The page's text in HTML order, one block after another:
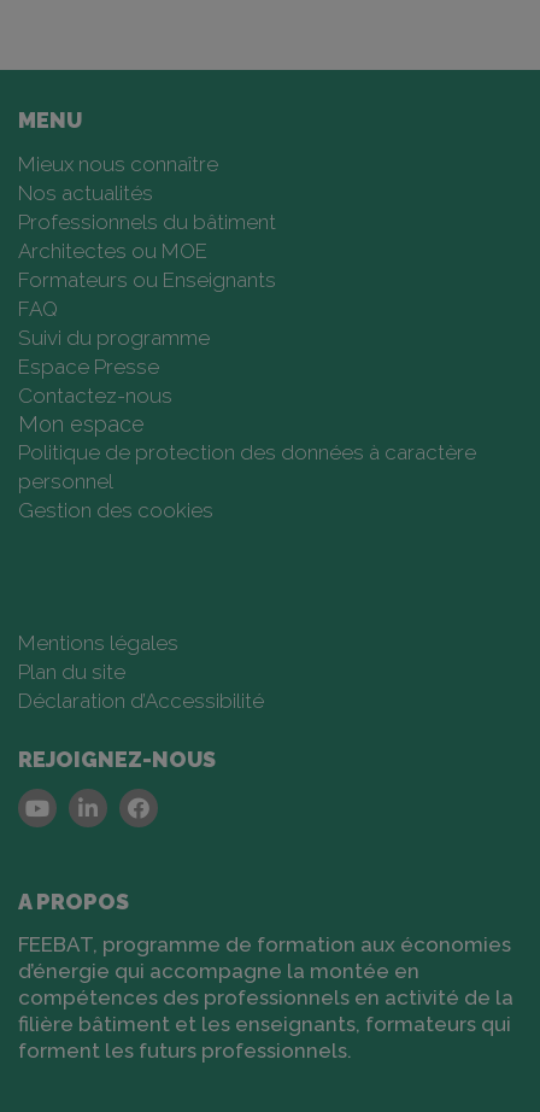
MENU
Mieux nous connaître
Nos actualités
Professionnels du bâtiment
Architectes ou MOE
Formateurs ou Enseignants
FAQ
Suivi du programme
Espace Presse
Contactez-nous
Mon espace
Politique de protection des données à caractère
personnel
Gestion des cookies
Mentions légales
Plan du site
Déclaration d’Accessibilité
REJOIGNEZ-NOUS
YoutubeLinkedinFacebook
A PROPOS
FEEBAT, programme de formation aux économies
d’énergie qui accompagne la montée en
compétences des professionnels en activité de la
filière bâtiment et les enseignants, formateurs qui
forment les futurs professionnels.